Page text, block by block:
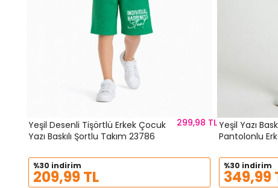
Yeşil Desenli Tişörtlü Erkek Çocuk
Yazı Baskılı Şortlu Takım 23786
299,98 TL
%30 indirim
209,99 TL
Yeşil Yazı
Pantolonlu
%30 indirim
349,99